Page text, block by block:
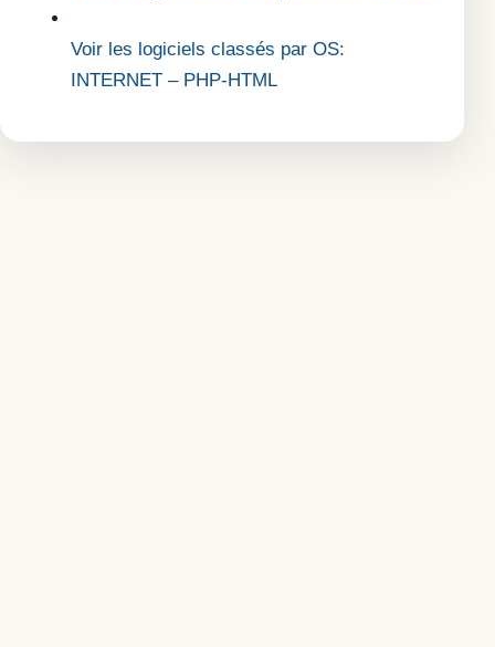
Voir les logiciels classés par OS:
INTERNET – PHP-HTML